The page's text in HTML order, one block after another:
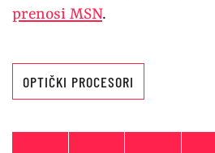
prenosi MSN.
OPTIČKI PROCESORI